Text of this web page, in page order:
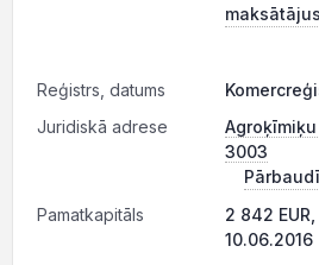
maksātājus
Reģistrs, datums
Juridiskā adrese
3003
Pamatkapitāls
2 842
10.06.2016